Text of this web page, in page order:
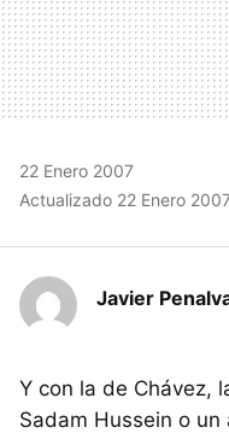
22 Enero 2007
Actualizado 22 Enero
Javier
Y con la de Chávez,
Sadam Hussein o